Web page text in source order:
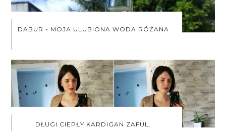
DABUR - MOJA ULUBIONA WODA RÓŻANA
DŁUGI CIEPŁY KARDIGAN ZAFUL.